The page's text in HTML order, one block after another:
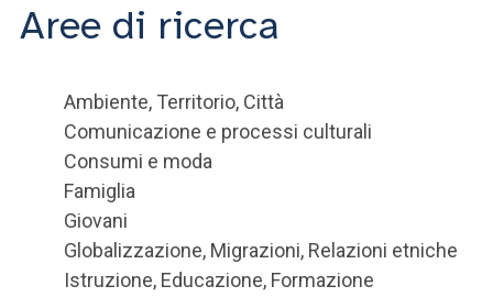
Aree di ricerca
Ambiente, Territorio, Città
Comunicazione e processi culturali
Consumi e moda
Famiglia
Giovani
Globalizzazione, Migrazioni, Relazioni etniche
Istruzione, Educazione, Formazione